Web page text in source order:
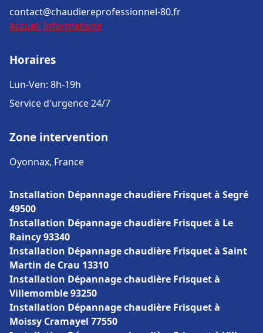
contact@chaudiereprofessionnel-80.fr
Accueil Informations
Horaires
Lun-Ven: 8h-19h
Service d'urgence 24/7
Zone intervention
Oyonnax, France
Installation Dépannage chaudière Frisquet à Segré
49500
Installation Dépannage chaudière Frisquet à Le
Raincy 93340
Installation Dépannage chaudière Frisquet à Saint
Martin de Crau 13310
Installation Dépannage chaudière Frisquet à
Villemomble 93250
Installation Dépannage chaudière Frisquet à
Moissy Cramayel 77550